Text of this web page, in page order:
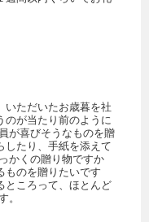
いただいたお歳暮を社
のが当たり前のように
が喜びそうなものを贈
したり、手紙を添えて
かくの贈り物ですか
ものを贈りたいです
ところって、ほとんど
。